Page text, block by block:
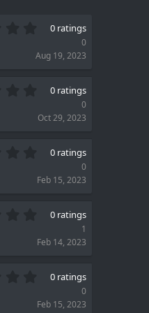
0
r
0 ratings
0
Aug 19, 2023
0
r
0 ratings
0
Oct 29, 2023
0
r
0 ratings
0
Feb 15, 2023
0
r
0 ratings
1
Feb 14, 2023
0
0 ratings
0
Feb 15, 2023